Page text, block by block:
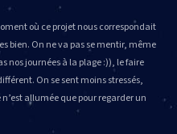
où ce projet nous correspondait
bien. On ne va pas se mentir, même
nos journées à la plage :)), le faire
On se sent moins stressés,
allumée que pour regarder un